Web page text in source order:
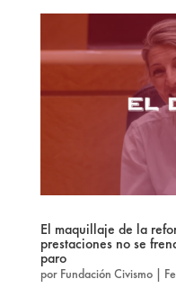
El maquillaje de la
prestaciones no se
paro
por Fundación Civismo|